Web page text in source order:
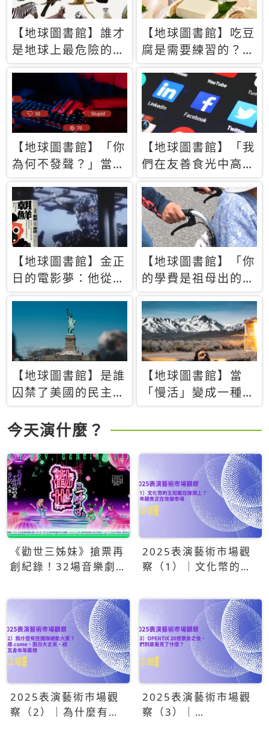
【地球圖書館】誰才
是地球上最危險的動
物？人類喜好決定哪
些動物「揹黑鍋」
【地球圖書館】吃豆
腐是需要練習的？當
西方人試圖用「煉
乳」配上那塊無味的
白色豆腐
【地球圖書館】「你
為何不發聲？」當情
緒淹沒理智 你以為
的正義成為壓迫他人
的工具
【地球圖書館】「我
們在友善食光中高呼
民主自由，然後被刪
文」一本給Z世代的
末日寶懺《困在社群
平台》
【地球圖書館】金正
日的電影夢：他從南
韓綁來導演和演員，
卻拍出諷刺獨裁者的
北韓電影《平壤怪
獸》
【地球圖書館】「你
的學費是祖母出的」
當孝順變成情緒勒
索，日本孫女弒親案
背後的照護壓力
【地球圖書館】是誰
囚禁了美國的民主？
當民主威脅到特權，
經濟學家長達半世紀
的反撲計畫
【地球圖書館】當
「慢活」變成一種商
品：社群時代，資本
主義如何包裝你的休
今天演什麼？
《勸世三姊妹》搶票再
創紀錄！32場音樂劇
2025表演藝術市場觀
察（1）｜文化幣的王
眾正在改變市場
2025表演藝術市場觀
察（2）｜為什麼有些
2025表演藝術市場觀
察（3）｜